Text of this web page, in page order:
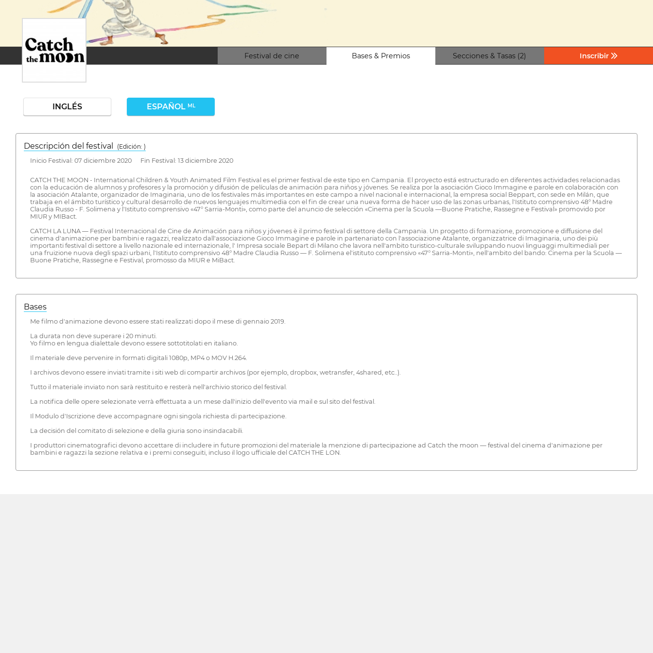
Festival de cine Bases & Premios Secciones & Tasas (2) Inscribir
INGLÉS ESPAÑOL ML
Descripción del festival
( Edición: )
Inicio Festival: 07 diciembre 2020 Fin Festival: 13 diciembre 2020
CATCH THE MOON - International Children & Youth Animated Film Festival es el primer festival de este tipo en Campania. El proyecto está estructurado en diferentes actividades relacionadas
con la educación de alumnos y profesores y la promoción y difusión de películas de animación para niños y jóvenes. Se realiza por la asociación Gioco Immagine e parole en colaboración con
la asociación Atalante, organizador de Imaginaria, uno de los festivales más importantes en este campo a nivel nacional e internacional, la empresa social Beppart, con sede en Milán, que
trabaja en el ámbito turístico y cultural desarrollo de nuevos lenguajes multimedia con el fin de crear una nueva forma de hacer uso de las zonas urbanas, l'Istituto comprensivo 48° Madre
Claudia Russo - F. Solimena y l'Istituto comprensivo «47° Sarria-Monti», como parte del anuncio de selección «Cinema per la Scuola —Buone Pratiche, Rassegne e Festival» promovido por
MIUR y MIBact.
CATCH LA LUNA — Festival Internacional de Cine de Animación para niños y jóvenes è il primo festival di settore della Campania. Un progetto di formazione, promozione e diffusione del
cinema d'animazione per bambini e ragazzi, realizzato dall'associazione Gioco Immagine e parole in partenariato con l'associazione Atalante, organizzatrice di Imaginaria, uno dei più
importanti festival di settore a livello nazionale ed internazionale, l' Impresa sociale Bepart di Milano che lavora nell'ambito turistico-culturale sviluppando nuovi linguaggi multimediali per
una fruizione nuova degli spazi urbani, l'Istituto comprensivo 48° Madre Claudia Russo — F. Solimena el'istituto comprensivo «47° Sarria-Monti», nell'ambito del bando: Cinema per la Scuola —
Buone Pratiche, Rassegne e Festival, promosso da MIUR e MiBact.
Bases
Me filmo d'animazione devono essere stati realizzati dopo il mese di gennaio 2019.
La durata non deve superare i 20 minuti.
Yo filmo en lengua dialettale devono essere sottotitolati en italiano.
Il materiale deve pervenire in formati digitali 1080p, MP4 o MOV H.264.
I archivos devono essere inviati tramite i siti web di compartir archivos (por ejemplo, dropbox, wetransfer, 4shared, etc..).
Tutto il materiale inviato non sarà restituito e resterà nell'archivio storico del festival.
La notifica delle opere selezionate verrà effettuata a un mese dall'inizio dell'evento via mail e sul sito del festival.
Il Modulo d'Iscrizione deve accompagnare ogni singola richiesta di partecipazione.
La decisión del comitato di selezione e della giuria sono insindacabili.
I produttori cinematografici devono accettare di includere in future promozioni del materiale la menzione di partecipazione ad Catch the moon — festival del cinema d'animazione per
bambini e ragazzi la sezione relativa e i premi conseguiti, incluso il logo ufficiale del CATCH THE LON.